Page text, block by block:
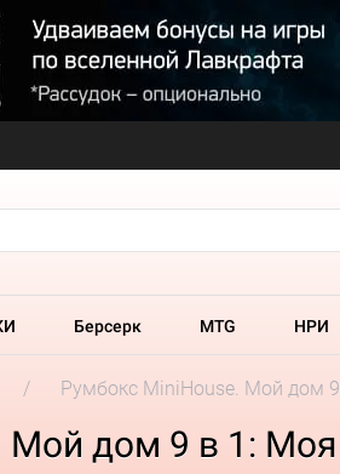
Берсерк MTG НРИ
Румбокс MiniHouse. Мой дом
дом 9 в 1: